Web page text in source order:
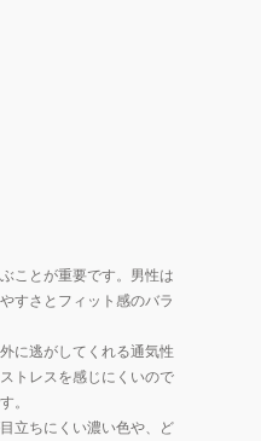
ことが重要です。男性は
すさとフィット感のバラ
に逃がしてくれる通気性
トレスを感じにくいので
。
立ちにくい濃い色や、ど